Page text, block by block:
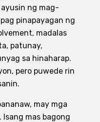
ng mag-
pinapayagan ng
madalas
patunay,
sa hinaharap.
pero puwede rin
may mga
mas bagong